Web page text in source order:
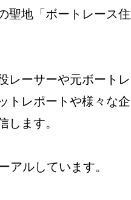
聖地「ボートレース
ーサーや元ボートレ
トレポートや様々な
します。
アルしています。